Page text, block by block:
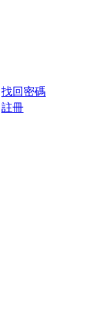
找回密碼
註冊